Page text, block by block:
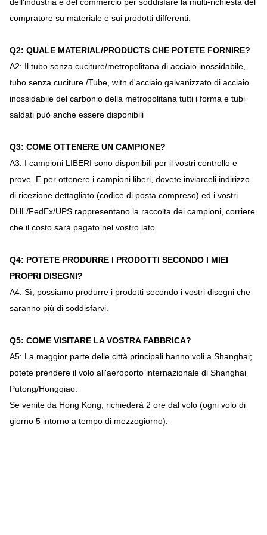
compratore su materiale e sui prodotti differenti.
Q2: QUALE MATERIAL/PRODUCTS CHE POTETE FORNIRE?
A2: Il tubo senza cuciture/metropolitana di acciaio inossidabile,
tubo senza cuciture /Tube, witn d'acciaio galvanizzato di acciaio
inossidabile del carbonio della metropolitana tutti i forma e tubi
saldati può anche essere disponibili
Q3: COME OTTENERE UN CAMPIONE?
A3: I campioni LIBERI sono disponibili per il vostri controllo e
prove. E per ottenere i campioni liberi, dovete inviarceli indirizzo
di ricezione dettagliato (codice di posta compreso) ed i vostri
DHL/FedEx/UPS rappresentano la raccolta dei campioni, corriere
che il costo sarà pagato nel vostro lato.
Q4: POTETE PRODURRE I PRODOTTI SECONDO I MIEI
PROPRI DISEGNI?
A4: Sì, possiamo produrre i prodotti secondo i vostri disegni che
saranno più di soddisfarvi.
Q5: COME VISITARE LA VOSTRA FABBRICA?
A5: La maggior parte delle città principali hanno voli a Shanghai;
potete prendere il volo all'aeroporto internazionale di Shanghai
Putong/Hongqiao.
Se venite da Hong Kong, richiederà 2 ore dal volo (ogni volo di
giorno 5 intorno a tempo di mezzogiorno).